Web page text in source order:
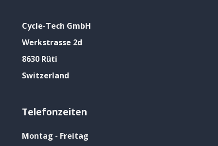
Cycle-Tech GmbH
Werkstrasse 2d
8630 Rüti
Switzerland
Telefonzeiten
Montag - Freitag